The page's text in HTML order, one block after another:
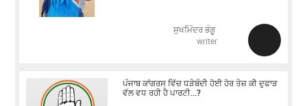
ਸੁਖਮਿੰਦਰ ਭੰਗੂ
writer
ਪੰਜਾਬ ਕਾਂਗਰਸ ਵਿੱਚ ਧੜੇਬੰਦੀ ਹੋਈ ਹੋਰ ਤੇਜ਼ ਕੀ ਦੁਫਾੜ
ਵੱਲ ਵਧ ਰਹੀ ਹੈ ਪਾਰਟੀ...?